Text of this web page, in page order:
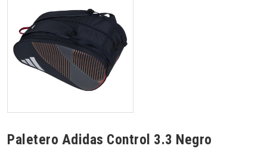
Paletero Adidas Control 3.3 Negro